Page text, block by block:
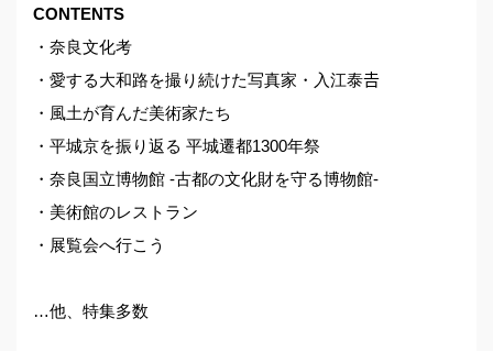
CONTENTS
・奈良文化考
・愛する大和路を撮り続けた写真家・入江泰𠮷
・風土が育んだ美術家たち
・平城京を振り返る 平城遷都1300年祭
・奈良国立博物館 -古都の文化財を守る博物館-
・美術館のレストラン
・展覧会へ行こう
…他、特集多数